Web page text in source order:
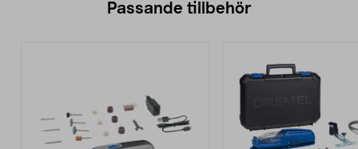
Passande tillbehör